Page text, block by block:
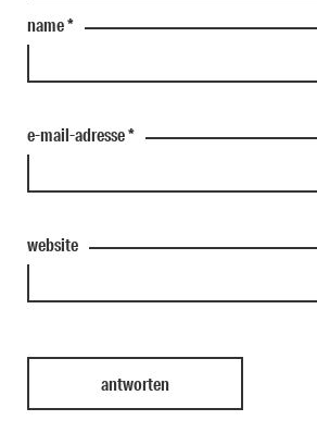
name*
e-mail-adresse*
website